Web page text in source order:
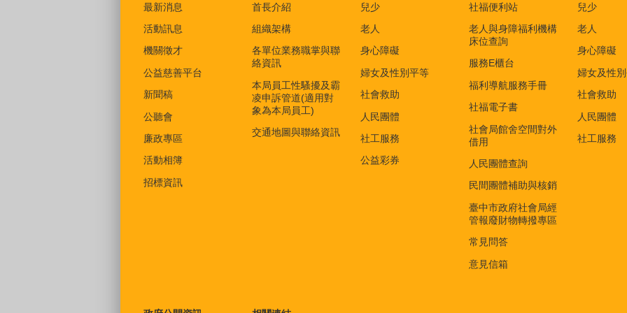
最新消息
活動訊息
機關徵才
公益慈善平台
新聞稿
公聽會
廉政專區
活動相簿
招標資訊
首長介紹
組織架構
各單位業務職掌與聯
絡資訊
本局員工性騷擾及霸
凌申訴管道(適用對
象為本局員工)
交通地圖與聯絡資訊
兒少
老人
身心障礙
婦女及性別平等
社會救助
人民團體
社工服務
公益彩券
社福便利站
老人與身障福利機構
床位查詢
服務E櫃台
福利導航服務手冊
社福電子書
社會局館舍空間對外
借用
人民團體查詢
民間團體補助與核銷
臺中市政府社會局經
管報廢財物轉撥專區
常見問答
意見信箱
兒少
老人
身心障礙
婦女及性
社會救助
人民團體
社工服務